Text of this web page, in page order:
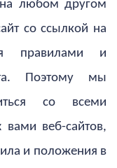
на любом другом
со ссылкой на
правилами и
Поэтому мы
со всеми
веб-сайтов,
и положения в